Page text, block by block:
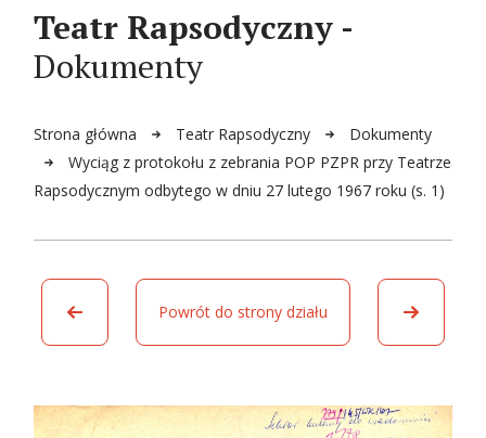
Teatr Rapsodyczny -
Dokumenty
Strona główna Teatr Rapsodyczny
Dokumenty
Wyciąg z protokołu z zebrania POP PZPR przy Teatrze
Rapsodycznym odbytego w dniu 27 lutego 1967 roku (s. 1)
Powrót do strony działu